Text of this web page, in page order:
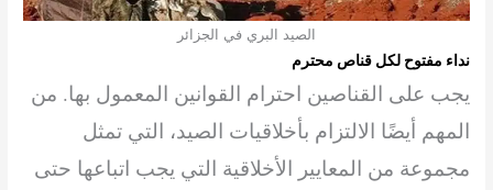
الصيد البري في الجزائر
نداء مفتوح لكل قناص محترم
يجب على القناصين احترام القوانين المعمول بها. من
المهم أيضًا الالتزام بأخلاقيات الصيد، التي تمثل
مجموعة من المعايير الأخلاقية التي يجب اتباعها حتى